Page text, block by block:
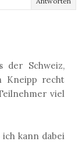
der Schweiz,
Kneipp recht
viel
kann dabei